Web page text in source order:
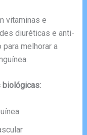
vitaminas e
diuréticas e anti-
melhorar a
biológicas: